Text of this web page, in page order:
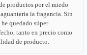
productos por el miedo
la fragancia. Sin
quedado súper
tanto en precio como
de producto.